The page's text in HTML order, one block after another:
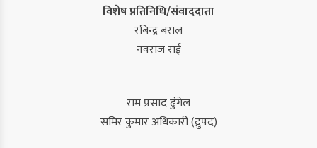
विशेष प्रतिनिधि/संवाददाता
रबिन्द्र बराल
नवराज राई
राम प्रसाद ढुंगेल
समिर कुमार अधिकारी (द्रुपद)